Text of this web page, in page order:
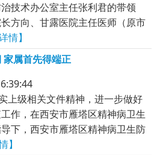
技术办公室主任张利君的带领
方向、甘露医院主任医师（原市
情】
属首先得端正
上级相关文件精神，进一步做好
作，在西安市雁塔区精神病卫生
下，西安市雁塔区精神病卫生防
】